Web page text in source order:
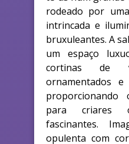
rodeado por
intrincada e
bruxuleantes. A
um espaço
cortinas de
ornamentados
para criares
fascinantes.
opulenta com